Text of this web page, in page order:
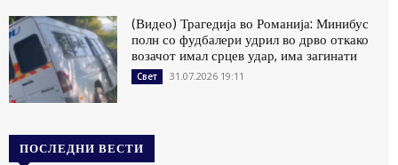
(Видео) Трагедија во Романија: Минибус
полн со фудбалери удрил во дрво откако
возачот имал срцев удар, има загинати
Свет 31.07.2026 19:11
ПОСЛЕДНИ ВЕСТИ